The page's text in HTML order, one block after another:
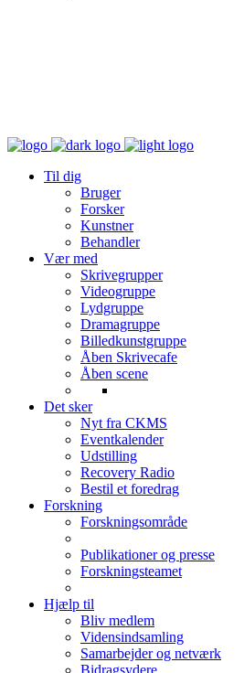
Til dig
Bruger
Forsker
Kunstner
Behandler
Vær med
Skrivegrupper
Videogruppe
Lydgruppe
Dramagruppe
Billedkunstgruppe
Åben Skrivecafe
Åben scene
Det sker
Nyt fra CKMS
Eventkalender
Udstilling
Recovery Radio
Bestil et foredrag
Forskning
Forskningsområde
Publikationer og presse
Forskningsteamet
Hjælp til
Bliv medlem
Vidensindsamling
Samarbejder og netværk
Bidragsydere